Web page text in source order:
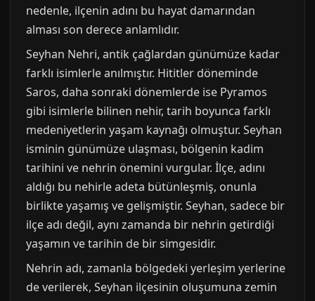
nedenle, ilçenin adını bu hayat damarından
alması son derece anlamlıdır.
Seyhan Nehri, antik çağlardan günümüze kadar
farklı isimlerle anılmıştır. Hititler döneminde
Saros, daha sonraki dönemlerde ise Pyramos
gibi isimlerle bilinen nehir, tarih boyunca farklı
medeniyetlerin yaşam kaynağı olmuştur. Seyhan
isminin günümüze ulaşması, bölgenin kadim
tarihini ve nehrin önemini vurgular. İlçe, adını
aldığı bu nehirle adeta bütünleşmiş, onunla
birlikte yaşamış ve gelişmiştir. Seyhan, sadece bir
ilçe adı değil, aynı zamanda bir nehrin getirdiği
yaşamın ve tarihin de bir simgesidir.
Nehrin adı, zamanla bölgedeki yerleşim yerlerine
de verilerek, Seyhan ilçesinin oluşumuna zemin